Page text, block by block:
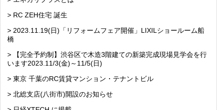
> RC ZEH住宅 誕生
> 2023.11.19(日)「リフォームフェア開催」LIXILショールーム船
橋
> 【完全予約制】渋谷区で木造3階建ての新築完成現場見学会を行
います2023.11/3(金)～11/5(日)
> 東京 千葉のRC賃貸マンション・テナントビル
> 北総支店(八街市)開設のお知らせ